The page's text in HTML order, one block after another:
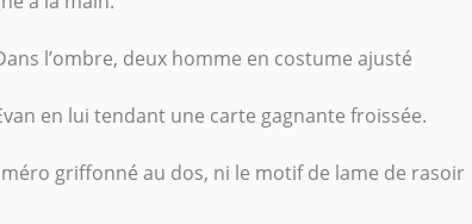
l’ombre, deux homme en costume ajusté
en lui tendant une carte gagnante froissée.
griffonné au dos, ni le motif de lame de rasoir